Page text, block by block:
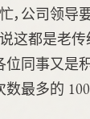
公司领导
都是老传
同事又是
最多的